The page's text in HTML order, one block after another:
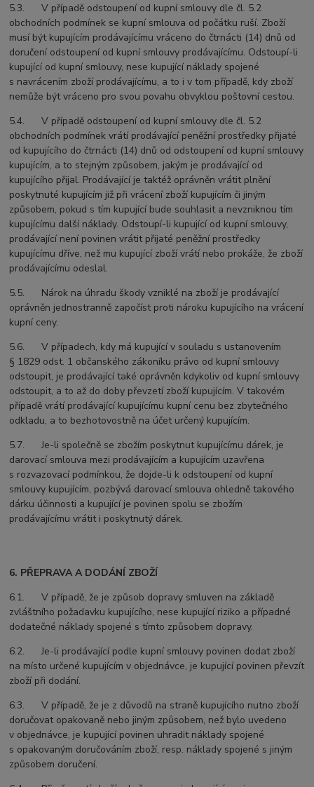
5.3. V případě odstoupení od kupní smlouvy dle čl. 5.2
obchodních podmínek se kupní smlouva od počátku ruší. Zboží
musí být kupujícím prodávajícímu vráceno do čtrnácti (14) dnů od
doručení odstoupení od kupní smlouvy prodávajícímu. Odstoupí-li
kupující od kupní smlouvy, nese kupující náklady spojené
s navrácením zboží prodávajícímu, a to i v tom případě, kdy zboží
nemůže být vráceno pro svou povahu obvyklou poštovní cestou.
5.4. V případě odstoupení od kupní smlouvy dle čl. 5.2
obchodních podmínek vrátí prodávající peněžní prostředky přijaté
od kupujícího do čtrnácti (14) dnů od odstoupení od kupní smlouvy
kupujícím, a to stejným způsobem, jakým je prodávající od
kupujícího přijal. Prodávající je taktéž oprávněn vrátit plnění
poskytnuté kupujícím již při vrácení zboží kupujícím či jiným
způsobem, pokud s tím kupující bude souhlasit a nevzniknou tím
kupujícímu další náklady. Odstoupí-li kupující od kupní smlouvy,
prodávající není povinen vrátit přijaté peněžní prostředky
kupujícímu dříve, než mu kupující zboží vrátí nebo prokáže, že zboží
prodávajícímu odeslal.
5.5. Nárok na úhradu škody vzniklé na zboží je prodávající
oprávněn jednostranně započíst proti nároku kupujícího na vrácení
kupní ceny.
5.6. V případech, kdy má kupující v souladu s ustanovením
§ 1829 odst. 1 občanského zákoníku právo od kupní smlouvy
odstoupit, je prodávající také oprávněn kdykoliv od kupní smlouvy
odstoupit, a to až do doby převzetí zboží kupujícím. V takovém
případě vrátí prodávající kupujícímu kupní cenu bez zbytečného
odkladu, a to bezhotovostně na účet určený kupujícím.
5.7. Je-li společně se zbožím poskytnut kupujícímu dárek, je
darovací smlouva mezi prodávajícím a kupujícím uzavřena
s rozvazovací podmínkou, že dojde-li k odstoupení od kupní
smlouvy kupujícím, pozbývá darovací smlouva ohledně takového
dárku účinnosti a kupující je povinen spolu se zbožím
prodávajícímu vrátit i poskytnutý dárek.
6. PŘEPRAVA A DODÁNÍ ZBOŽÍ
6.1. V případě, že je způsob dopravy smluven na základě
zvláštního požadavku kupujícího, nese kupující riziko a případné
dodatečné náklady spojené s tímto způsobem dopravy.
6.2. Je-li prodávající podle kupní smlouvy povinen dodat zboží
na místo určené kupujícím v objednávce, je kupující povinen převzít
zboží při dodání.
6.3. V případě, že je z důvodů na straně kupujícího nutno zboží
doručovat opakovaně nebo jiným způsobem, než bylo uvedeno
v objednávce, je kupující povinen uhradit náklady spojené
s opakovaným doručováním zboží, resp. náklady spojené s jiným
způsobem doručení.